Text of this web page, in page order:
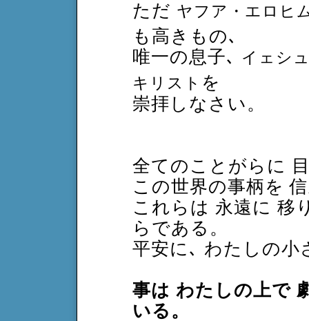
ただ ヤフア・エロヒ
も高きもの､
唯一の息子､
イェシ
キリスト を
崇拝しなさい。
全てのことがらに
この世界の事柄を
これらは 永遠に 移
らである。
平安に､ わたしの小
事は わたしの上で
いる。